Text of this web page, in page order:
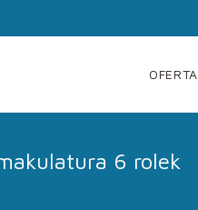
OFERTA
6 rolek